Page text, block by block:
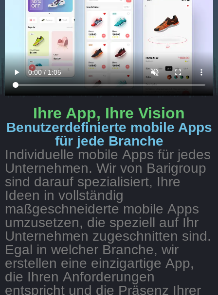
Ihre App, Ihre Vision
Benutzerdefinierte mobile Apps
für jede Branche
Individuelle mobile Apps für jedes
Unternehmen. Wir von Barigroup
sind darauf spezialisiert, Ihre
Ideen in vollständig
maßgeschneiderte mobile Apps
umzusetzen, die speziell auf Ihr
Unternehmen zugeschnitten sind.
Egal in welcher Branche, wir
erstellen eine einzigartige App,
die Ihren Anforderungen
entspricht und die Präsenz Ihrer